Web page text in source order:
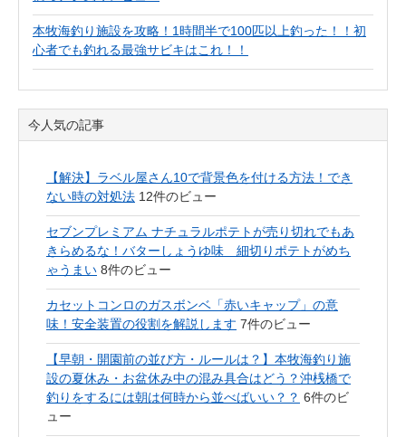
本牧海釣り施設を攻略！1時間半で100匹以上釣った！！初
心者でも釣れる最強サビキはこれ！！
今人気の記事
【解決】ラベル屋さん10で背景色を付ける方法！でき
ない時の対処法 12件のビュー
セブンプレミアム ナチュラルポテトが売り切れでもあ
きらめるな！バターしょうゆ味 細切りポテトがめち
ゃうまい 8件のビュー
カセットコンロのガスボンベ「赤いキャップ」の意
味！安全装置の役割を解説します 7件のビュー
【早朝・開園前の並び方・ルールは？】本牧海釣り施
設の夏休み・お盆休み中の混み具合はどう？沖桟橋で
釣りをするには朝は何時から並べばいい？？ 6件のビ
ュー